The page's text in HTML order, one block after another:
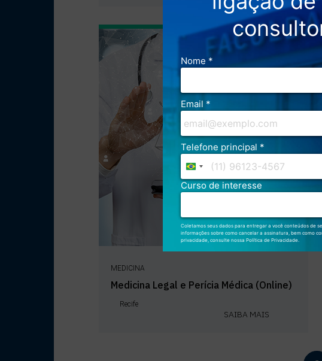
FALE CONOSCO
MEDICINA
Medicina Legal e Perícia Médica (Online)
Recife
SAIBA MAIS